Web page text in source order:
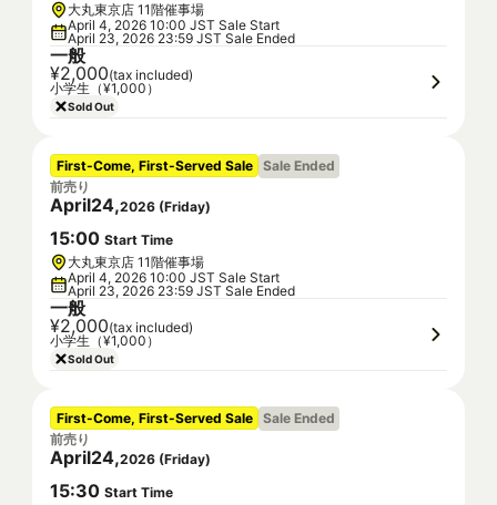
大丸東京店 11階催事場
April 4, 2026 10:00 JST Sale Start
April 23, 2026 23:59 JST Sale Ended
一般
¥2,000(tax included)
小学生（¥1,000）
Sold Out
First-Come, First-Served Sale Sale Ended
前売り
April24,2026 (Friday)
15:00 Start Time
大丸東京店 11階催事場
April 4, 2026 10:00 JST Sale Start
April 23, 2026 23:59 JST Sale Ended
一般
¥2,000(tax included)
小学生（¥1,000）
Sold Out
First-Come, First-Served Sale Sale Ended
前売り
April24,2026 (Friday)
15:30 Start Time